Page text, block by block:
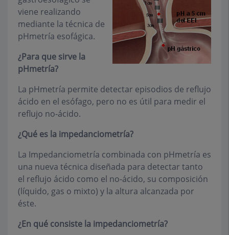
viene realizando
mediante la técnica de
pHmetría esofágica.
¿Para que sirve la
pHmetría?
La pHmetría permite detectar episodios de reflujo
ácido en el esófago, pero no es útil para medir el
reflujo no-ácido.
¿Qué es la impedanciometría?
La Impedanciometría combinada con pHmetría es
una nueva técnica diseñada para detectar tanto
el reflujo ácido como el no-ácido, su composición
(líquido, gas o mixto) y la altura alcanzada por
éste.
¿En qué consiste la impedanciometría?